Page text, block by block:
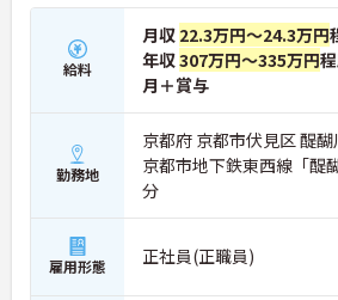
給料
月収 22.3万円～24.3万円
年収307万円～335万円
月＋賞与
勤務地
京都府 京都市伏見区 醍
京都市地下鉄東西線「醍
分
雇用形態 正社員(正職員)